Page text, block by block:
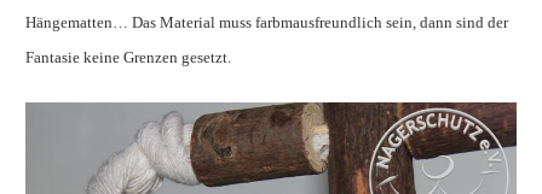
Hängematten… Das Material muss farbmausfreundlich sein, dann sind der
Fantasie keine Grenzen gesetzt.